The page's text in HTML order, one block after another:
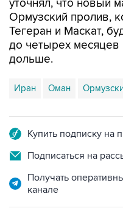
уточнял, что новый
Ормузский пролив,
Тегеран и Маскат,
до четырех месяцев
дольше.
Иран Оман
Купить подписку на
Подписаться на
Получать
канале